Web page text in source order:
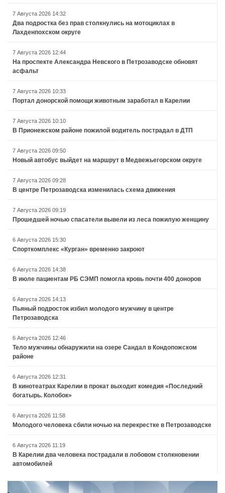
7 Августа 2026 14:32
Два подростка без прав столкнулись на мотоциклах в
Лахденпохском округе
7 Августа 2026 12:44
На проспекте Александра Невского в Петрозаводске обновят
асфальт
7 Августа 2026 10:33
Портал донорской помощи животным заработал в Карелии
7 Августа 2026 10:10
В Прионежском районе пожилой водитель пострадал в ДТП
7 Августа 2026 09:50
Новый автобус выйдет на маршрут в Медвежьегорском округе
7 Августа 2026 09:28
В центре Петрозаводска изменилась схема движения
7 Августа 2026 09:19
Прошедшей ночью спасатели вывели из леса пожилую женщину
6 Августа 2026 15:30
Спорткомплекс «Курган» временно закроют
6 Августа 2026 14:38
В июле пациентам РБ СЭМП помогла кровь почти 400 доноров
6 Августа 2026 14:13
Пьяный подросток избил молодого мужчину в центре
Петрозаводска
6 Августа 2026 12:46
Тело мужчины обнаружили на озере Сандал в Кондопожском
районе
6 Августа 2026 12:31
В кинотеатрах Карелии в прокат выходит комедия «Последний
богатырь. Колобок»
6 Августа 2026 11:58
Молодого человека сбили ночью на перекрестке в Петрозаводске
6 Августа 2026 11:19
В Карелии два человека пострадали в лобовом столкновении
автомобилей